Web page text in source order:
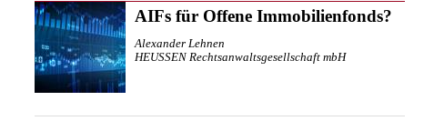
AIFs für Offene Immobilienfonds?
Alexander Lehnen
HEUSSEN Rechtsanwaltsgesellschaft mbH